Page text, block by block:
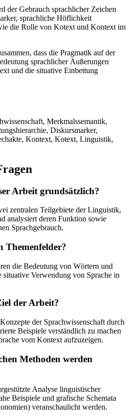
der Gebrauch sprachlicher Zeichen
sprachliche Höflichkeit
die Rolle von Kotext und Kontext im
dass die Pragmatik auf der
sprachlicher Äußerungen
und die situative Einbettung
Merkmalssemantik,
Diskursmarker,
Kontext, Kotext, Linguistik,
Arbeit grundsätzlich?
zentralen Teilgebiete der Linguistik,
analysiert deren Funktion sowie
Sprachgebrauch.
Themenfelder?
die Bedeutung von Wörtern und
situative Verwendung von Sprache in
der Arbeit?
der Sprachwissenschaft durch
Beispiele verständlich zu machen
vom Kontext aufzuzeigen.
Methoden werden
Analyse linguistischer
Beispiele und grafische Schemata
veranschaulicht werden.